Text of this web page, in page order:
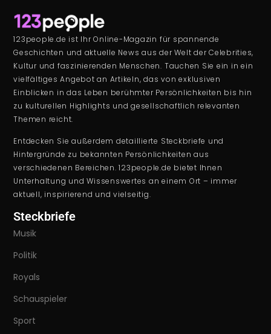
123people.de ist Ihr Online-Magazin für spannende
Geschichten und aktuelle News aus der Welt der Celebrities,
Kultur und faszinierenden Menschen. Tauchen Sie ein in ein
vielfältiges Angebot an Artikeln, das von exklusiven
Einblicken in das Leben berühmter Persönlichkeiten bis hin
zu kulturellen Highlights und gesellschaftlich relevanten
Themen reicht.
Entdecken Sie außerdem detaillierte Steckbriefe und
Hintergründe zu bekannten Persönlichkeiten aus
verschiedenen Bereichen. 123people.de bietet Ihnen
Unterhaltung und Wissenswertes an einem Ort – immer
aktuell, inspirierend und vielseitig.
Steckbriefe
Musik
Politik
Royals
Schauspieler
Sport